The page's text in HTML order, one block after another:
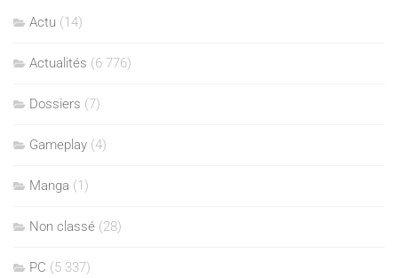
Actu (14)
Actualités (6 776)
Dossiers (7)
Gameplay (4)
Manga (1)
Non classé (28)
PC (5 337)